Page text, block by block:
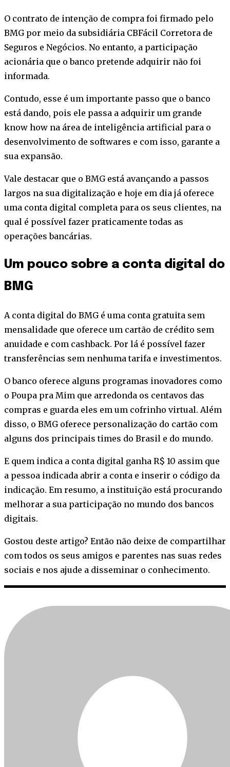
O contrato de intenção de compra foi firmado pelo
BMG por meio da subsidiária CBFácil Corretora de
Seguros e Negócios. No entanto, a participação
acionária que o banco pretende adquirir não foi
informada.
Contudo, esse é um importante passo que o banco
está dando, pois ele passa a adquirir um grande
know how na área de inteligência artificial para o
desenvolvimento de softwares e com isso, garante a
sua expansão.
Vale destacar que o BMG está avançando a passos
largos na sua digitalização e hoje em dia já oferece
uma conta digital completa para os seus clientes, na
qual é possível fazer praticamente todas as
operações bancárias.
Um pouco sobre a conta digital do
BMG
A conta digital do BMG é uma conta gratuita sem
mensalidade que oferece um cartão de crédito sem
anuidade e com cashback. Por lá é possível fazer
transferências sem nenhuma tarifa e investimentos.
O banco oferece alguns programas inovadores como
o Poupa pra Mim que arredonda os centavos das
compras e guarda eles em um cofrinho virtual. Além
disso, o BMG oferece personalização do cartão com
alguns dos principais times do Brasil e do mundo.
E quem indica a conta digital ganha R$ 10 assim que
a pessoa indicada abrir a conta e inserir o código da
indicação. Em resumo, a instituição está procurando
melhorar a sua participação no mundo dos bancos
digitais.
Gostou deste artigo? Então não deixe de compartilhar
com todos os seus amigos e parentes nas suas redes
sociais e nos ajude a disseminar o conhecimento.